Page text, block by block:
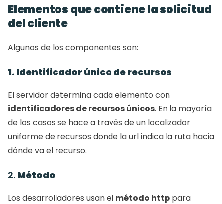
Elementos que contiene la solicitud
del cliente
Algunos de los componentes son:
1. Identificador único de recursos
identificadores de recursos únicos. En la mayoría
de los casos se hace a través de un localizador
uniforme de recursos donde la url indica la ruta hacia
dónde va el recurso.
2. Método
Los desarrolladores usan el método http para